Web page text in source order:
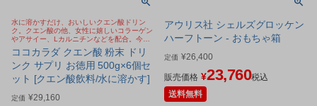
水に溶かすだけ、おいしいクエン酸ドリン
ク。クエン酸の他、女性に嬉しいコラーゲン
やアサイー、Lカルニチンなどを配合。今
SNSで話題のクエン酸 ババアの粉
ココカラダ クエン酸 粉末 ドリ
ンク サプリ お徳用 500g×6個セ
ット [クエン酸飲料/水に溶かす]
定価 ¥29,160
アウリス社 シェルズグロッケン
ハーフトーン - おもちゃ箱
定価 ¥26,400
販売価格 ¥23,760税込
送料無料